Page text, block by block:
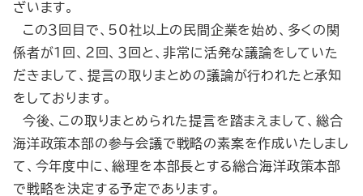
ざいます。
この３回目で、50社以上の民間企業を始め、多くの関
係者が１回、２回、３回と、非常に活発な議論をしていた
だきまして、提言の取りまとめの議論が行われたと承知
をしております。
今後、この取りまとめられた提言を踏まえまして、総合
海洋政策本部の参与会議で戦略の素案を作成いたしまし
て、今年度中に、総理を本部長とする総合海洋政策本部
で戦略を決定する予定であります。